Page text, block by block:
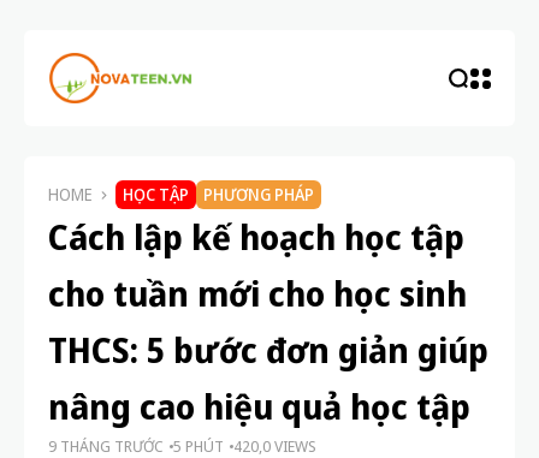
HOME HỌC TẬP PHƯƠNG PHÁP
Cách lập kế hoạch học tập
cho tuần mới cho học sinh
THCS: 5 bước đơn giản giúp
nâng cao hiệu quả học tập
9 THÁNG TRƯỚC 5 PHÚT 420,0 VIEWS